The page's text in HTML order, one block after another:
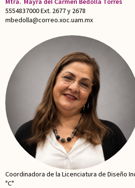
5554837000 Ext. 2677 y 2678
mbedolla@correo.xoc.uam.mx
Coordinadora de la Licenciatura de Diseño
"C"